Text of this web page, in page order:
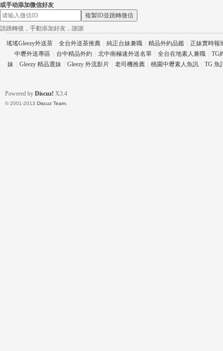
茶
交
或手动添加微信好友
複製ID並跳轉微信
請跳轉後，手動添加好友，謝謝
瑤瑤Gleezy外送茶 全台外送茶推薦 純正台妹兼職 精品外約品鑑
正妹實時報
中壢外送專區
台中精品外約 北中南極速外送名單 全台在地素人兼職
TG
妹
Gleezy 精品選妹 Gleezy 外流影片 老司機推薦 桃園中壢素人魚訊 TG 魚
Powered by Discuz! X3.4
© 2001-2013 Discuz Team.